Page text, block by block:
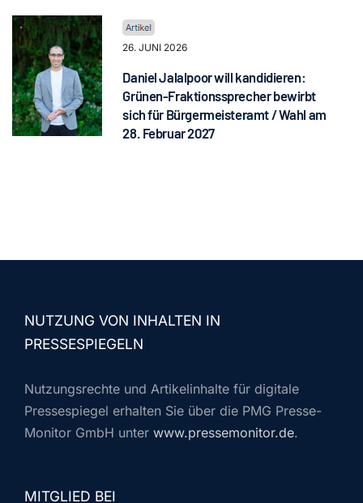
26. JUNI 2026
Daniel Jalalpoor will kandidieren:
Grünen-Fraktionssprecher bewirbt
sich für Bürgermeisteramt / Wahl am
28. Februar 2027
NUTZUNG VON INHALTEN IN
PRESSESPIEGELN
Nutzungsrechte und Artikelinhalte für digitale
Pressespiegel erhalten Sie über die PMG Presse-
Monitor GmbH unter www.pressemonitor.de.
MITGLIED BEI